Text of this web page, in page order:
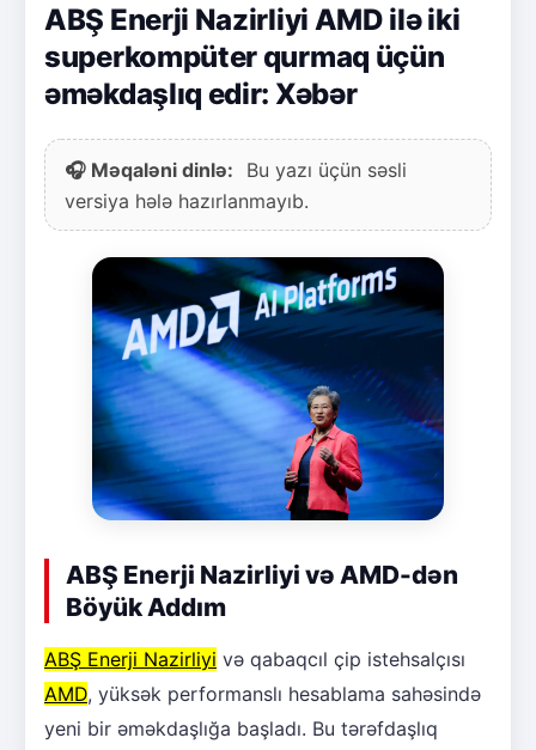
ABŞ Enerji Nazirliyi AMD ilə iki
superkompüter qurmaq üçün
əməkdaşlıq edir: Xəbər
🎧 Məqaləni dinlə:
Bu yazı üçün səsli
versiya hələ hazırlanmayıb.
ABŞ Enerji Nazirliyi və AMD-dən
Böyük Addım
ABŞ Enerji Nazirliyi və qabaqcıl çip istehsalçısı
AMD, yüksək performanslı hesablama sahəsində
yeni bir əməkdaşlığa başladı. Bu tərəfdaşlıq